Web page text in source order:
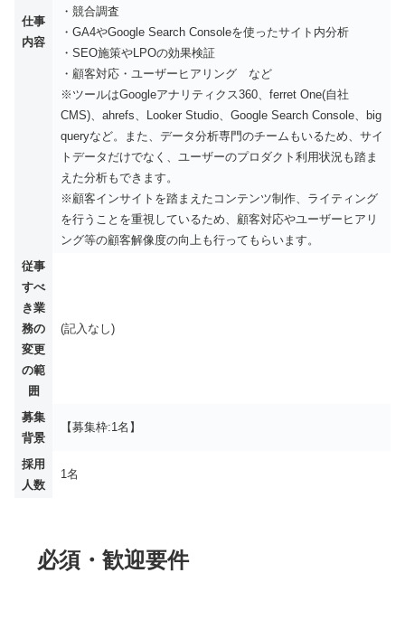
仕事
内容
・競合調査
・GA4やGoogle Search Consoleを使ったサイト内分析
・SEO施策やLPOの効果検証
・顧客対応・ユーザーヒアリング など
※ツールはGoogleアナリティクス360、ferret One(自社
CMS)、ahrefs、Looker Studio、Google Search Console、big
queryなど。また、データ分析専門のチームもいるため、サイ
トデータだけでなく、ユーザーのプロダクト利用状況も踏ま
えた分析もできます。
※顧客インサイトを踏まえたコンテンツ制作、ライティング
を行うことを重視しているため、顧客対応やユーザーヒアリ
ング等の顧客解像度の向上も行ってもらいます。
従事
すべ
き業
務の
変更
の範
囲
(記入なし)
募集
背景
【募集枠:1名】
採用
人数
1名
必須・歓迎要件